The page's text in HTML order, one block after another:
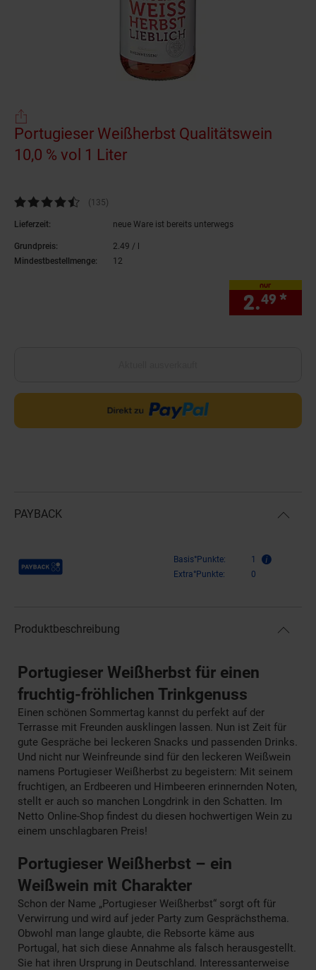
Portugieser Weißherbst Qualitätswein
10,0 % vol 1 Liter
Kundenbewertung: 4,7 von 5 Sternen
(135Kundenbewertungen
)
Lieferzeit: neue Ware ist bereits unterwegs
Grundpreis: 2.49 / l
Mindestbestellmenge:
12
nur
2.49 *
PAYBACK
Payback Punkte Basis°Punkte:
1
Extra°Punkte:
0
Produktbeschreibung
Portugieser Weißherbst für einen
fruchtig-fröhlichen Trinkgenuss
Einen schönen Sommertag kannst du perfekt auf der
Terrasse mit Freunden ausklingen lassen. Nun ist Zeit für
gute Gespräche bei leckeren Snacks und passenden Drinks.
Und nicht nur Weinfreunde sind für den leckeren Weißwein
namens Portugieser Weißherbst zu begeistern: Mit seinem
fruchtigen, an Erdbeeren und Himbeeren erinnernden Noten,
stellt er auch so manchen Longdrink in den Schatten. Im
Netto Online-Shop findest du diesen hochwertigen Wein zu
einem unschlagbaren Preis!
Portugieser Weißherbst – ein
Weißwein mit Charakter
Schon der Name „Portugieser Weißherbst“ sorgt oft für
Verwirrung und wird auf jeder Party zum Gesprächsthema.
Obwohl man lange glaubte, die Rebsorte käme aus
Portugal, hat sich diese Annahme als falsch herausgestellt.
Sie hat ihren Ursprung in Deutschland. Interessanterweise